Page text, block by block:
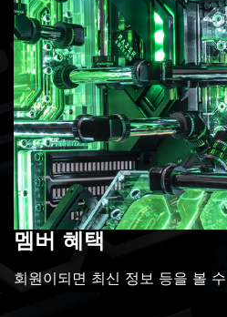
멤버 혜택
회원이되면 최신 정보 등을 볼